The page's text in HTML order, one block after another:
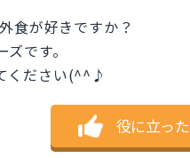
が好きですか？
です。
ください(^^♪
役に立った